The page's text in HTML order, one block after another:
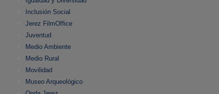
Inclusión Social
Jerez FilmOffice
Juventud
Medio Ambiente
Medio Rural
Movilidad
Museo Arqueológico